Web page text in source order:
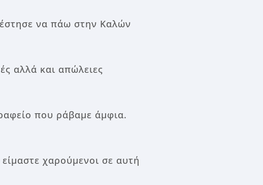
να πάω στην Καλών
αλλά και απώλειες
που ράβαμε άμφια.
χαρούμενοι σε αυτή